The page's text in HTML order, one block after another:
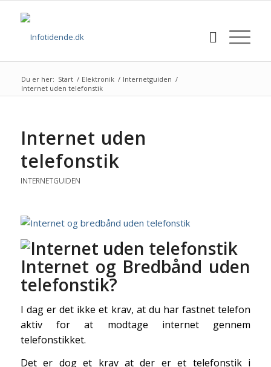
Du er her: Start / Elektronik / Internetguiden /
Internet uden telefonstik
Internet uden
telefonstik
INTERNETGUIDEN
Internet og Bredbånd uden
telefonstik?
I dag er det ikke et krav, at du har fastnet telefon
aktiv for at modtage internet gennem
telefonstikket.
Det er dog et krav at der er et telefonstik i